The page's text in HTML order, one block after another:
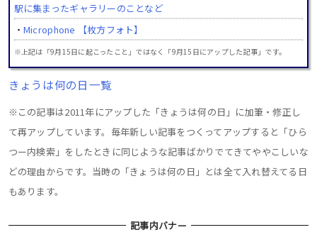
駅に集まったギャラリーのことなど
・ Microphone 【枚方フォト】
※上記は「9月15日に起こったこと」ではなく「9月15日にアップした記事」です。
きょうは何の日一覧
※この記事は2011年にアップした「きょうは何の日」に加筆・修正し
て再アップしています。毎年新しい記事をつくってアップすると「ひら
つー内検索」をしたときに同じような記事ばかりでてきてややこしいな
どの理由からです。当時の「きょうは何の日」とは全て入れ替えてる日
もあります。
記事内バナー